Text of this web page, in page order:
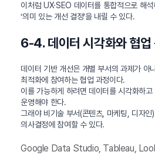
이처럼 UX·SEO 데이터를 통합적으로 해
‘의미 있는 개선 결정’을 내릴 수 있다.
6-4. 데이터 시각화와 협업
데이터 기반 개선은 개별 부서의 과제가 아
최적화에 참여하는 협업 과정이다.
이를 가능하게 하려면 데이터를 시각화하
운영해야 한다.
그래야 비기술 부서(콘텐츠, 마케팅, 디자인
의사결정에 참여할 수 있다.
Google Data Studio, Tableau,